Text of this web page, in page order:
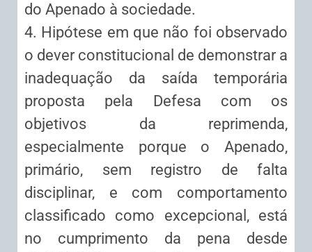
do Apenado à sociedade.
4. Hipótese em que não foi observado
o dever constitucional de demonstrar a
inadequação da saída temporária
proposta pela Defesa com os
objetivos da reprimenda,
especialmente porque o Apenado,
primário, sem registro de falta
disciplinar, e com comportamento
classificado como excepcional, está
no cumprimento da pena desde